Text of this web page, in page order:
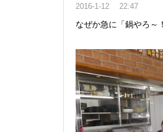
2016-1-12 22:47
なぜか急に「鍋やろ～